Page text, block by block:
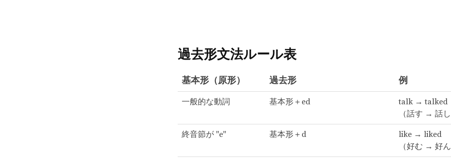
過去形文法ルール表
基本形（原形） 過去形 例
一般的な動詞 基本形＋ed
talk → talked
（話す → 話し
終音節が "e" 基本形＋d
like → liked
（好む → 好ん